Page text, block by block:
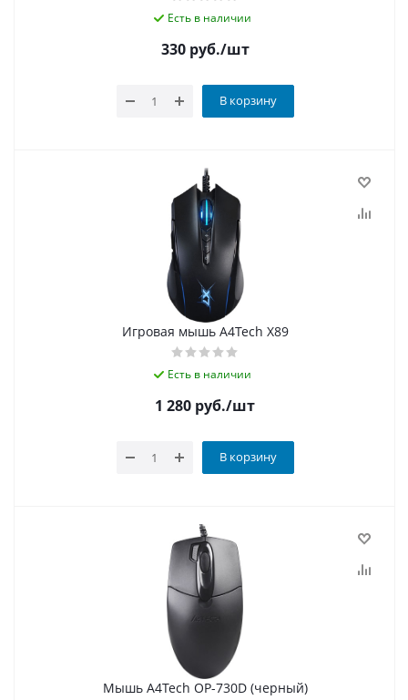
Есть в наличии
330руб./шт
В корзину
Игровая мышь A4Tech X89
Есть в наличии
1 280 руб./шт
В корзину
Мышь A4Tech OP-730D (черный)